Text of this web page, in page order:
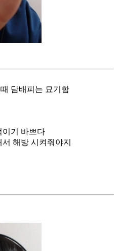
담배피는 묘기함
이기 바쁘다
해방 시켜줘야지